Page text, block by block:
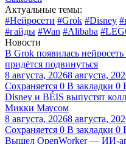
Актуальные темы:
#Нейросети #Grok #Disney
#гайды #Wan #Alibaba
Новости
В Grok появилась
придётся подвинуться
8 августа, 20268 августа,
Сохраняется 0 В закладки 0
Disney и BÉIS выпустят
Микки Маусом
8 августа, 20268 августа,
Сохраняется 0 В закладки 0
Вышел OpenWorker — ИИ-